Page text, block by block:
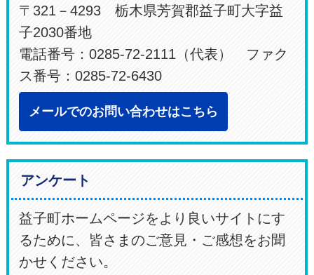
〒321－4293 栃木県芳賀郡益子町大字益
子2030番地
電話番号：0285-72-2111（代表） ファク
ス番号：0285-72-6430
メールでのお問い合わせはこちら
アンケート
益子町ホームページをより良いサイトにす
るために、皆さまのご意見・ご感想をお聞
かせください。